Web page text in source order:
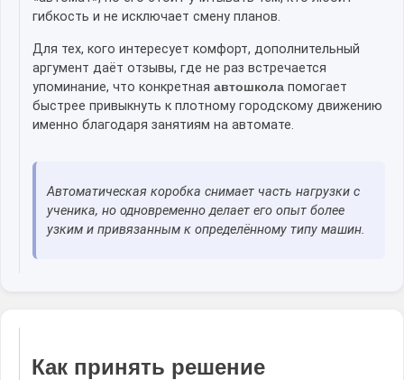
гибкость и не исключает смену планов.
Для тех, кого интересует комфорт, дополнительный
аргумент даёт отзывы, где не раз встречается
упоминание, что конкретная автошколапомогает
быстрее привыкнуть к плотному городскому движению
именно благодаря занятиям на автомате.
Автоматическая коробка снимает часть нагрузки с
ученика, но одновременно делает его опыт более
узким и привязанным к определённому типу машин.
Как принять решение